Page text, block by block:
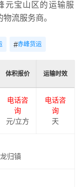
元宝山区的运输服
流服务商。
#赤峰货运
体积报价 运输时效
电话咨
询
元/立方
电话咨
询
天
归镇